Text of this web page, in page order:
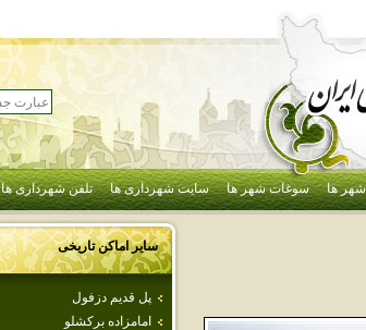
ها سوغات شهر ها سایت شهرداری ها تلفن شهرداری ها
سایر اماکن تاریخی
پل قديم دزفول
امامزاده بركشلو